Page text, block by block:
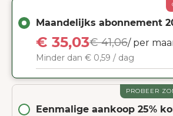
Maandelijks abonnement
€ 35,03€ 41,06/ per
Minder dan € 0,59 / dag
PROBEER
Eenmalige aankoop 25%